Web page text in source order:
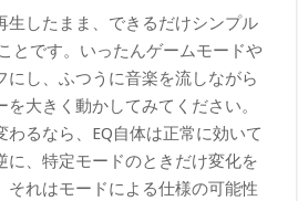
生したまま、できるだけシンプル
とです。いったんゲームモードや
にし、ふつうに音楽を流しながら
大きく動かしてみてください。
るなら、EQ自体は正常に効いて
に、特定モードのときだけ変化を
それはモードによる仕様の可能性